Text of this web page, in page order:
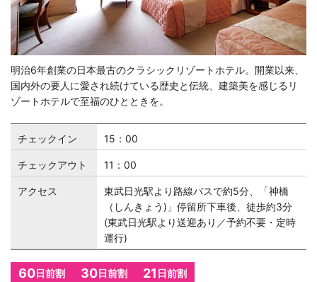
明治6年創業の日本最古のクラシックリゾートホテル。開業以来、
国内外の要人に愛され続けている歴史と伝統、建築美を感じるリ
ゾートホテルで至福のひとときを。
チェックイン 15：00
チェックアウト 11：00
アクセス
東武日光駅より路線バスで約5分、「神橋
（しんきょう)」停留所下車後、徒歩約3分
(東武日光駅より送迎あり／予約不要・定時
運行)
60日前割 30日前割 21 日前割